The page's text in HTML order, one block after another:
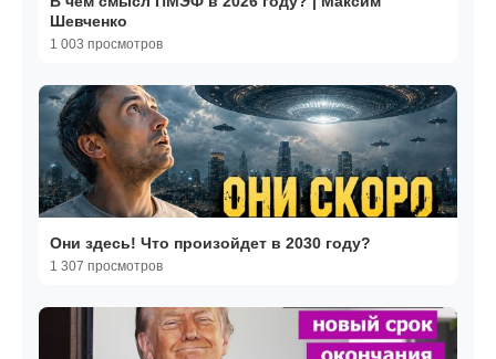
Шевченко
1 003 просмотров
Они здесь! Что произойдет в 2030 году?
1 307 просмотров